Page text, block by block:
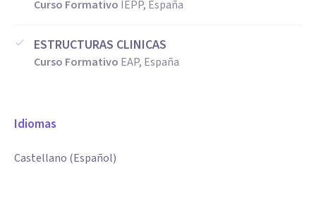
Curso Formativo IEPP, España
ESTRUCTURAS CLINICAS
Curso Formativo EAP, España
Idiomas
Castellano (Español)